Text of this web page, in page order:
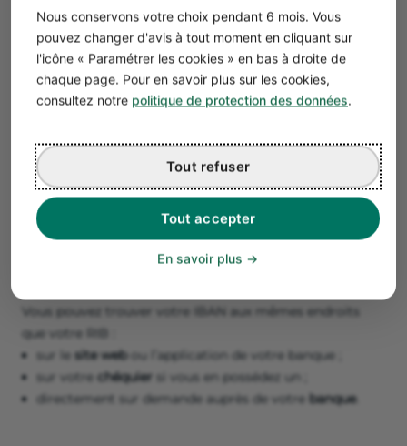
Nous conservons votre choix pendant 6 mois. Vous
pouvez changer d'avis à tout moment en cliquant sur
l'icône « Paramétrer les cookies » en bas à droite de
chaque page. Pour en savoir plus sur les cookies,
consultez notre politique de protection des données.
Tout accepter
Tout refuser
En savoir plus
Exemple d’IBAN : FR12 1234 5678 9123 4567
Vous pouvez trouver votre IBAN aux mêmes endroits
que votre RIB :
sur le site web ou l’application de votre banque ;
sur votre chéquier si vous en possédez un ;
directement sur demande auprès de votre banque.